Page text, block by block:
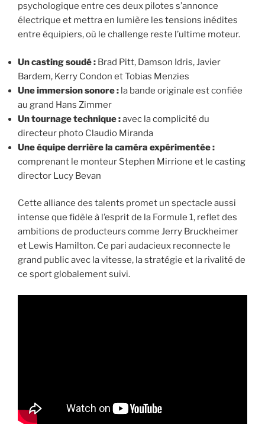
psychologique entre ces deux pilotes s’annonce
électrique et mettra en lumière les tensions inédites
entre équipiers, où le challenge reste l’ultime moteur.
Un casting soudé : Brad Pitt, Damson Idris, Javier
Bardem, Kerry Condon et Tobias Menzies
Une immersion sonore : la bande originale est confiée
au grand Hans Zimmer
Un tournage technique :avec la complicité du
directeur photo Claudio Miranda
Une équipe derrière la caméra expérimentée :
comprenant le monteur Stephen Mirrione et le casting
director Lucy Bevan
Cette alliance des talents promet un spectacle aussi
intense que fidèle à l’esprit de la Formule 1, reflet des
ambitions de producteurs comme Jerry Bruckheimer
et Lewis Hamilton. Ce pari audacieux reconnecte le
grand public avec la vitesse, la stratégie et la rivalité de
ce sport globalement suivi.